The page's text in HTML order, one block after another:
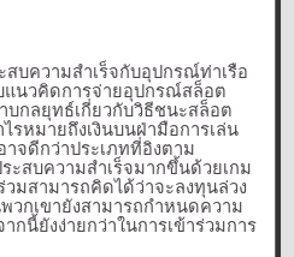
บความสำเร็จกับอุปกรณ์ท่าเรือ
แนวคิดการจ่ายอุปกรณ์สล็อต
กลยุทธ์เกี่ยวกับวิธีชนะสล็อต
รหมายถึงเงินบนฝ่ามือการเล่น
จดีกว่าประเภทที่อิงตาม
ะสบความสำเร็จมากขึ้นด้วยเกม
วมสามารถคิดได้ว่าจะลงทุนล่วง
วกเขายังสามารถกำหนดความ
กนี้ยังง่ายกว่าในการเข้าร่วมการ